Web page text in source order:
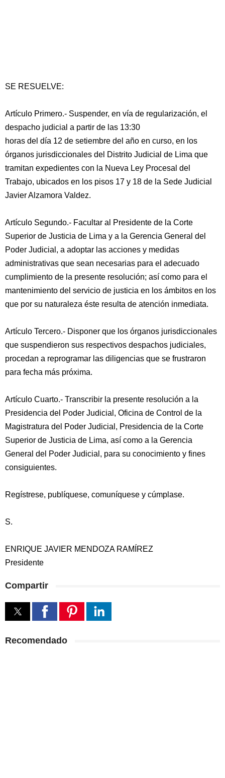
SE RESUELVE:
Artículo Primero.- Suspender, en vía de regularización, el
despacho judicial a partir de las 13:30
horas del día 12 de setiembre del año en curso, en los
órganos jurisdiccionales del Distrito Judicial de Lima que
tramitan expedientes con la Nueva Ley Procesal del
Trabajo, ubicados en los pisos 17 y 18 de la Sede Judicial
Javier Alzamora Valdez.
Artículo Segundo.- Facultar al Presidente de la Corte
Superior de Justicia de Lima y a la Gerencia General del
Poder Judicial, a adoptar las acciones y medidas
administrativas que sean necesarias para el adecuado
cumplimiento de la presente resolución; así como para el
mantenimiento del servicio de justicia en los ámbitos en los
que por su naturaleza éste resulta de atención inmediata.
Artículo Tercero.- Disponer que los órganos jurisdiccionales
que suspendieron sus respectivos despachos judiciales,
procedan a reprogramar las diligencias que se frustraron
para fecha más próxima.
Artículo Cuarto.- Transcribir la presente resolución a la
Presidencia del Poder Judicial, Oficina de Control de la
Magistratura del Poder Judicial, Presidencia de la Corte
Superior de Justicia de Lima, así como a la Gerencia
General del Poder Judicial, para su conocimiento y fines
consiguientes.
Regístrese, publíquese, comuníquese y cúmplase.
S.
ENRIQUE JAVIER MENDOZA RAMÍREZ
Presidente
Compartir
Recomendado